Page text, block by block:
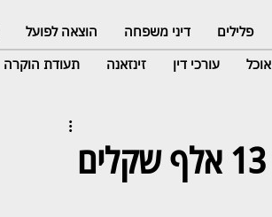
פלילים דיני משפחה הוצאה לפועל
אוכל עורכי דין זינזאנה תעודת הוקרה
הרשמת קבעה: כנרת בראשי תשלם 13 אלף שקלים